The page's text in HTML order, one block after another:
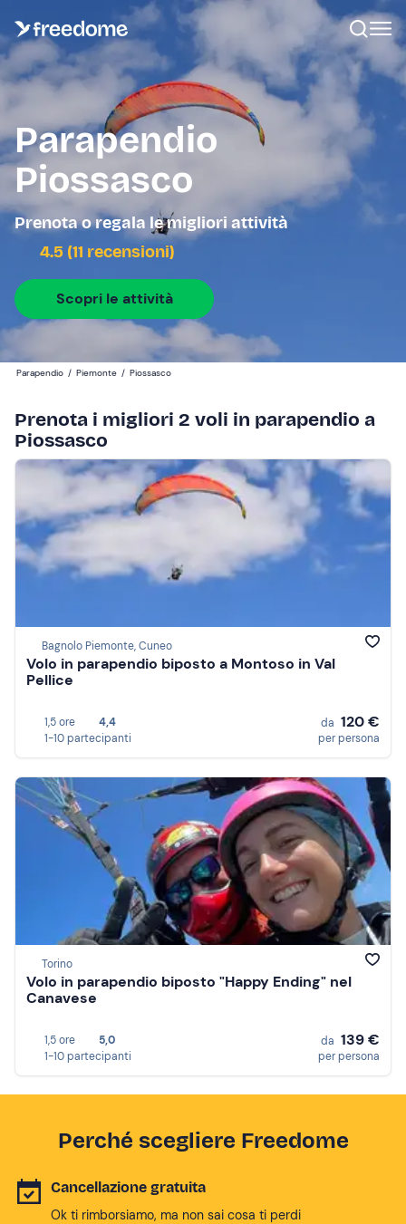
Parapendio
Piossasco
Prenota o regala le migliori attività
4.5 (11 recensioni)
Scopri le attività
Parapendio / Piemonte / Piossasco
Prenota i migliori 2 voli in parapendio a
Piossasco
Bagnolo Piemonte, Cuneo
Volo in parapendio biposto a Montoso in Val
Pellice
1,5 ore
4,4
1-10 partecipanti
da 120 €
per persona
Torino
Volo in parapendio biposto "Happy Ending" nel
Canavese
1,5 ore
5,0
1-10 partecipanti
da 139 €
per persona
Perché scegliere Freedome
Cancellazione gratuita
Ok ti rimborsiamo, ma non sai cosa ti perdi